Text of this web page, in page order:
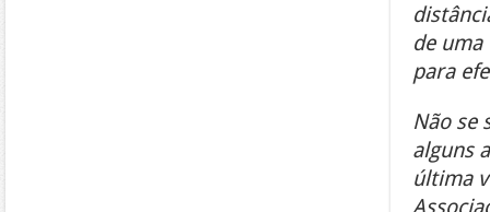
de uma
para
Não se
alguns
última